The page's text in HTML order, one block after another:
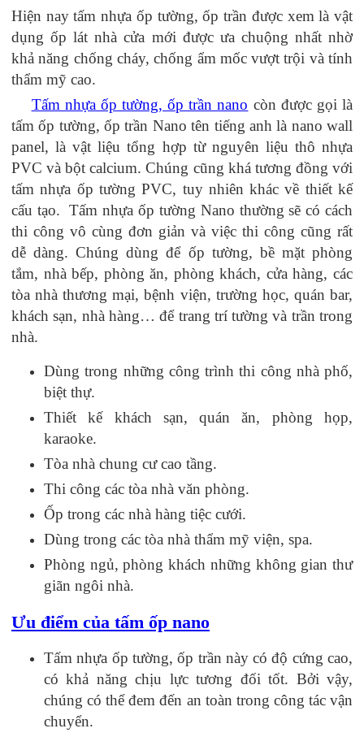
Hiện nay tấm nhựa ốp tường, ốp trần được xem là vật
dụng ốp lát nhà cửa mới được ưa chuộng nhất nhờ
khả năng chống cháy, chống ẩm mốc vượt trội và tính
thẩm mỹ cao.
Tấm nhựa ốp tường, ốp trần nano còn được gọi là
tấm ốp tường, ốp trần Nano tên tiếng anh là nano wall
panel, là vật liệu tổng hợp từ nguyên liệu thô nhựa
PVC và bột calcium. Chúng cũng khá tương đồng với
tấm nhựa ốp tường PVC, tuy nhiên khác về thiết kế
cấu tạo. Tấm nhựa ốp tường Nano thường sẽ có cách
thi công vô cùng đơn giản và việc thi công cũng rất
dễ dàng. Chúng dùng để ốp tường, bề mặt phòng
tắm, nhà bếp, phòng ăn, phòng khách, cửa hàng, các
tòa nhà thương mại, bệnh viện, trường học, quán bar,
khách sạn, nhà hàng… để trang trí tường và trần trong
nhà.
Dùng trong những công trình thi công nhà phố,
biệt thự.
Thiết kế khách sạn, quán ăn, phòng họp,
karaoke.
Tòa nhà chung cư cao tầng.
Thi công các tòa nhà văn phòng.
Ốp trong các nhà hàng tiệc cưới.
Dùng trong các tòa nhà thẩm mỹ viện, spa.
Phòng ngủ, phòng khách những không gian thư
giãn ngôi nhà.
Ưu điểm của tấm ốp nano
Tấm nhựa ốp tường, ốp trần này có độ cứng cao,
có khả năng chịu lực tương đối tốt. Bởi vậy,
chúng có thể đem đến an toàn trong công tác vận
chuyển.